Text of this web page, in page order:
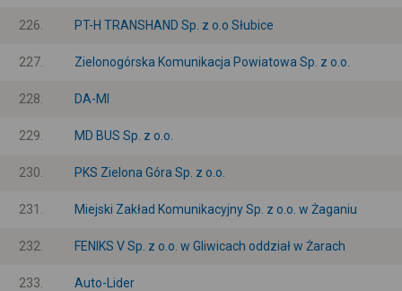
226. PT-H TRANSHAND Sp. z o.o Słubice
227. Zielonogórska Komunikacja Powiatowa Sp. z o.o.
228. DA-MI
229. MD BUS Sp. z o.o.
230. PKS Zielona Góra Sp. z o.o.
231. Miejski Zakład Komunikacyjny Sp. z o.o. w Żaganiu
232. FENIKS V Sp. z o.o. w Gliwicach oddział w Żarach
233. Auto-Lider